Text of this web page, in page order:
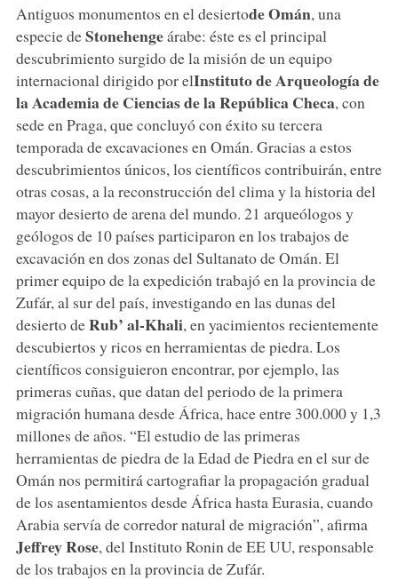
Antiguos monumentos en el desiertode Omán, una
especie deStonehengeárabe: éste es el principal
descubrimiento surgido de la misión de un equipo
internacional dirigido por elInstituto de Arqueología de
la Academia de Ciencias de la República Checa, con
sede en Praga, que concluyó con éxito su tercera
temporada de excavaciones en Omán. Gracias a estos
descubrimientos únicos, los científicos contribuirán, entre
otras cosas, a la reconstrucción del clima y la historia del
mayor desierto de arena del mundo. 21 arqueólogos y
geólogos de 10 países participaron en los trabajos de
excavación en dos zonas del Sultanato de Omán. El
primer equipo de la expedición trabajó en la provincia de
Zufár, al sur del país, investigando en las dunas del
desierto deRub’ al-Khali, en yacimientos recientemente
descubiertos y ricos en herramientas de piedra. Los
científicos consiguieron encontrar, por ejemplo, las
primeras cuñas, que datan del periodo de la primera
migración humana desde África, hace entre 300.000 y 1,3
millones de años. “El estudio de las primeras
herramientas de piedra de la Edad de Piedra en el sur de
Omán nos permitirá cartografiar la propagación gradual
de los asentamientos desde África hasta Eurasia, cuando
Arabia servía de corredor natural de migración”, afirma
Jeffrey Rose, del Instituto Ronin de EE UU, responsable
de los trabajos en la provincia de Zufár.